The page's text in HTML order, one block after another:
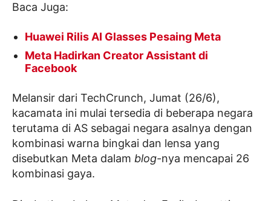
Baca Juga:
Huawei Rilis AI Glasses Pesaing Meta
Meta Hadirkan Creator Assistant di
Facebook
Melansir dari TechCrunch, Jumat (26/6),
kacamata ini mulai tersedia di beberapa negara
terutama di AS sebagai negara asalnya dengan
kombinasi warna bingkai dan lensa yang
disebutkan Meta dalam blog-nya mencapai 26
kombinasi gaya.